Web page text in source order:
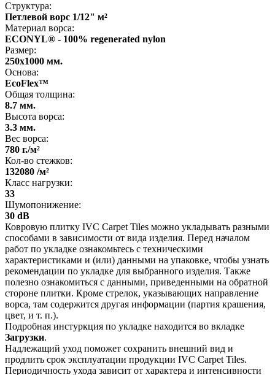
Структура:
Петлевой ворс 1/12" м²
Материал ворса:
ECONYL® - 100% regenerated nylon
Размер:
250x1000 мм.
Основа:
EcoFlex™
Общая толщина:
8.7 мм.
Высота ворса:
3.3 мм.
Вес ворса:
780 г./м²
Кол-во стежков:
132080 /м²
Класс нагрузки:
33
Шумопонижение:
30 dB
Ковровую плитку IVC Carpet Tiles можно укладывать разными
способами в зависимости от вида изделия. Перед началом
работ по укладке ознакомьтесь с техническими
характеристиками и (или) данными на упаковке, чтобы узнать
рекомендации по укладке для выбранного изделия. Также
полезно ознакомиться с данными, приведенными на обратной
стороне плитки. Кроме стрелок, указывающих направление
ворса, там содержится другая информации (партия крашения,
цвет, и т. п.).
Подробная инстуркция по укладке находится во вкладке
Загрузки.
Надлежащий уход поможет сохранить внешний вид и
продлить срок эксплуатации продукции IVC Carpet Tiles.
Периодичность ухода зависит от характера и интенсивности